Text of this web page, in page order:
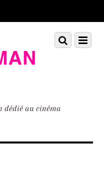
dédié au cinéma
Menu
Scroll
down